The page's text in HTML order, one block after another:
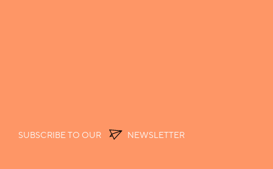
SUBSCRIBE TO OUR NEWSLETTER